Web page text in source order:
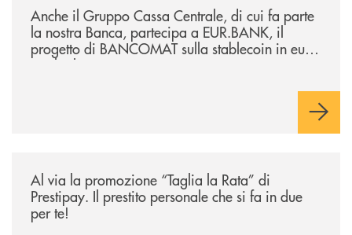
Anche il Gruppo Cassa Centrale, di cui fa parte
la nostra Banca, partecipa a EUR.BANK, il
progetto di BANCOMAT sulla stablecoin in euro
e sul relativo ecosistema
Al via la promozione “Taglia la Rata” di
Prestipay. Il prestito personale che si fa in due
per te!